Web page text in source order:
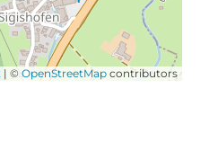
| © OpenStreetMap contributors